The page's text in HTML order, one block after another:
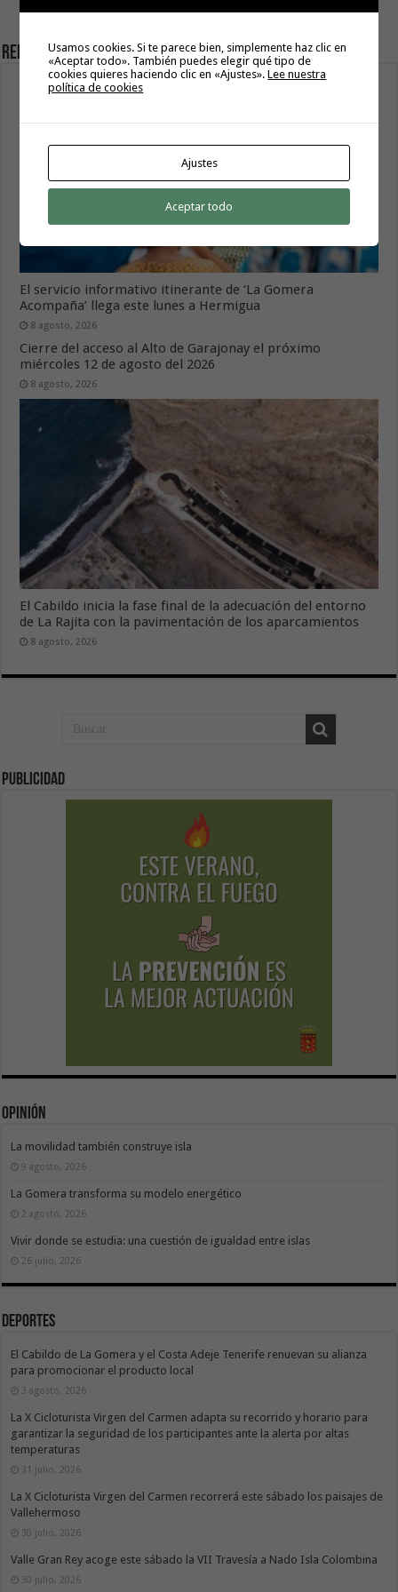
dinamizar el sector en las islas
Related Articles
El servicio informativo itinerante de ‘La Gomera
Acompaña’ llega este lunes a Hermigua
8 agosto, 2026
Cierre del acceso al Alto de Garajonay el próximo
miércoles 12 de agosto del 2026
8 agosto, 2026
El Cabildo inicia la fase final de la adecuación del entorno
de La Rajita con la pavimentación de los aparcamientos
8 agosto, 2026
Publicidad
Opinión
La movilidad también construye isla
9 agosto, 2026
La Gomera transforma su modelo energético
2 agosto, 2026
Vivir donde se estudia: una cuestión de igualdad entre islas
26 julio, 2026
Deportes
El Cabildo de La Gomera y el Costa Adeje Tenerife renuevan su alianza
para promocionar el producto local
3 agosto, 2026
La X Cicloturista Virgen del Carmen adapta su recorrido y horario para
garantizar la seguridad de los participantes ante la alerta por altas
temperaturas
31 julio, 2026
La X Cicloturista Virgen del Carmen recorrerá este sábado los paisajes de
Vallehermoso
30 julio, 2026
Valle Gran Rey acoge este sábado la VII Travesía a Nado Isla Colombina
30 julio, 2026
Usamos cookies. Si te parece bien, simplemente haz clic en
«Aceptar todo». También puedes elegir qué tipo de
cookies quieres haciendo clic en «Ajustes».Lee nuestra
política de cookies
Ajustes
Aceptar todo